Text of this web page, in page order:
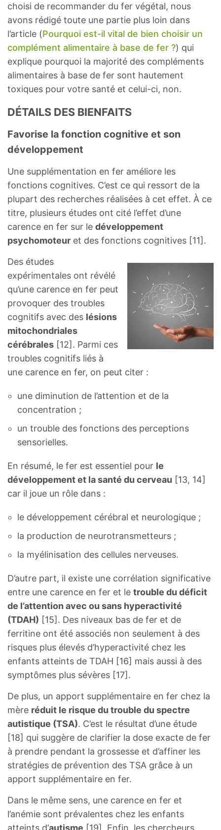
choisi de recommander du fer végétal, nous
avons rédigé toute une partie plus loin dans
l’article (Pourquoi est-il vital de bien choisir un
complément alimentaire à base de fer ?) qui
explique pourquoi la majorité des compléments
alimentaires à base de fer sont hautement
toxiques pour votre santé et celui-ci, non.
DÉTAILS DES BIENFAITS
Favorise la fonction cognitive et son
développement
Une supplémentation en fer améliore les
fonctions cognitives. C’est ce qui ressort de la
plupart des recherches réalisées à cet effet. À ce
titre, plusieurs études ont cité l’effet d’une
carence en fer sur le développement
psychomoteur et des fonctions cognitives [11].
Des études
expérimentales ont révélé
qu’une carence en fer peut
provoquer des troubles
cognitifs avec des lésions
mitochondriales
cérébrales [12]. Parmi ces
troubles cognitifs liés à
une carence en fer, on peut citer :
une diminution de l’attention et de la
concentration ;
un trouble des fonctions des perceptions
sensorielles.
En résumé, le fer est essentiel pour le
développement et la santé du cerveau [13, 14]
car il joue un rôle dans :
le développement cérébral et neurologique ;
la production de neurotransmetteurs ;
la myélinisation des cellules nerveuses.
D’autre part, il existe une corrélation significative
entre une carence en fer et le trouble du déficit
de l’attention avec ou sans hyperactivité
(TDAH) [15]. Des niveaux bas de fer et de
ferritine ont été associés non seulement à des
risques plus élevés d’hyperactivité chez les
enfants atteints de TDAH [16] mais aussi à des
symptômes plus sévères [17].
De plus, un apport supplémentaire en fer chez la
mère réduit le risque du trouble du spectre
autistique (TSA). C’est le résultat d’une étude
[18] qui suggère de clarifier la dose exacte de fer
à prendre pendant la grossesse et d’affiner les
stratégies de prévention des TSA grâce à un
apport supplémentaire en fer.
Dans le même sens, une carence en fer et
l’anémie sont prévalentes chez les enfants
atteints d’autisme [19]. Enfin, les chercheurs